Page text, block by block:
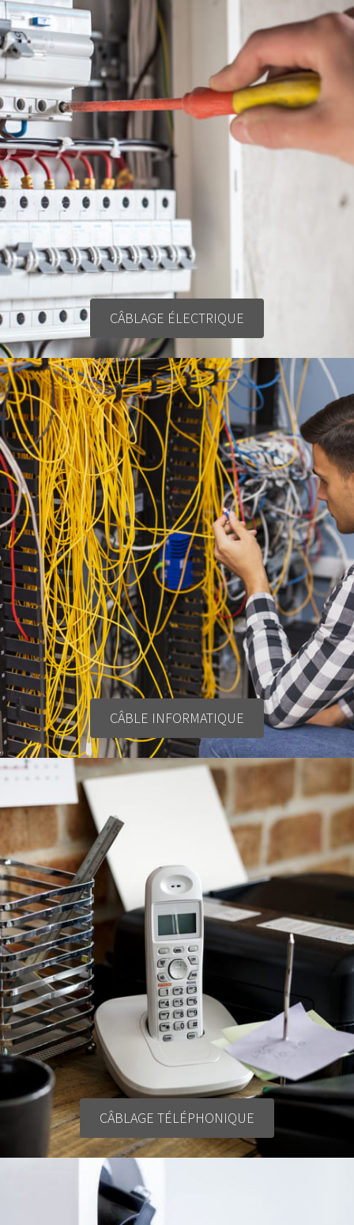
CÂBLAGE ÉLECTRIQUE
CÂBLE INFORMATIQUE
CÂBLAGE TÉLÉPHONIQUE